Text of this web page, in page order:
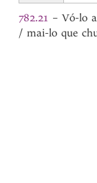
Galiza
galo
782.21 – Vó-lo
/ mai-lo que